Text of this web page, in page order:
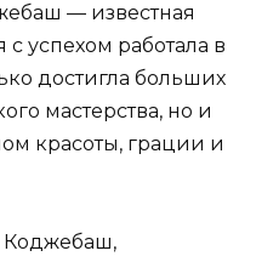
— известная
с успехом работала в
достигла больших
мастерства, но и
красоты, грации и